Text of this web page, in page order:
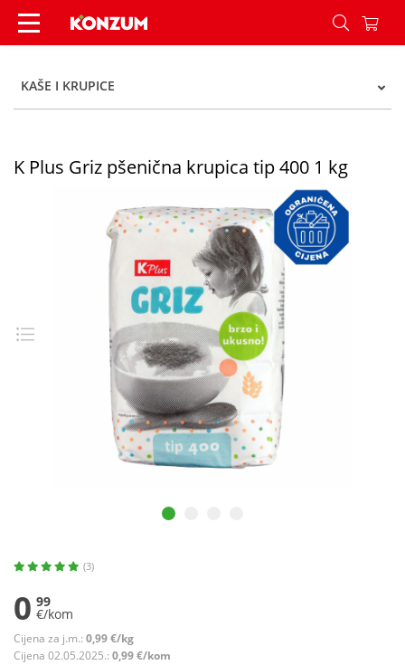
K Plus Griz pšenična krupica tip 400 1 kg -
KAŠE I KRUPICE
K Plus Griz pšenična krupica tip 400 1 kg
(3)
0 99
€/kom
Cijena za j.m.: 0,99 €/kg
Cijena 02.05.2025.: 0,99 €/kom